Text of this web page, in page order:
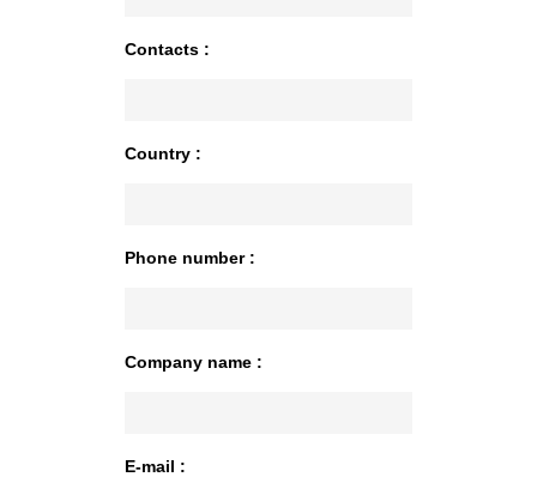
Contacts :
Country :
Phone number :
Company name :
E-mail :